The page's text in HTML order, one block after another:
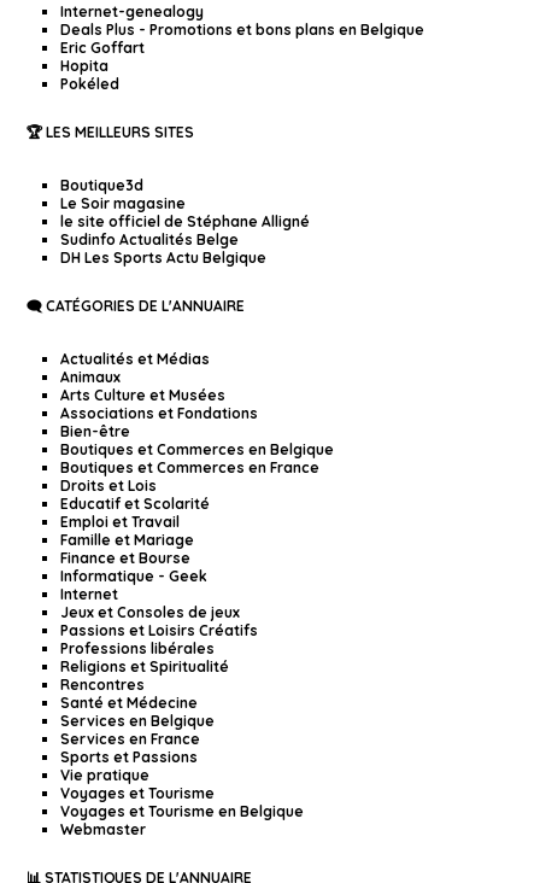
Internet-genealogy
Deals Plus - Promotions et bons plans en Belgique
Eric Goffart
Hopita
Pokéled
🏆 LES MEILLEURS SITES
Boutique3d
Le Soir magasine
le site officiel de Stéphane Alligné
Sudinfo Actualités Belge
DH Les Sports Actu Belgique
🗨️ CATÉGORIES DE L'ANNUAIRE
Actualités et Médias
Animaux
Arts Culture et Musées
Associations et Fondations
Bien-être
Boutiques et Commerces en Belgique
Boutiques et Commerces en France
Droits et Lois
Educatif et Scolarité
Emploi et Travail
Famille et Mariage
Finance et Bourse
Informatique - Geek
Internet
Jeux et Consoles de jeux
Passions et Loisirs Créatifs
Professions libérales
Religions et Spiritualité
Rencontres
Santé et Médecine
Services en Belgique
Services en France
Sports et Passions
Vie pratique
Voyages et Tourisme
Voyages et Tourisme en Belgique
Webmaster
📊 STATISTIQUES DE L'ANNUAIRE